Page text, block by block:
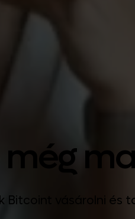
még ma
vásárolni és